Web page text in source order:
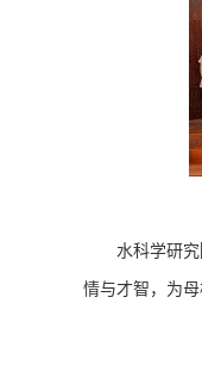
水科学研
情与才智，为母